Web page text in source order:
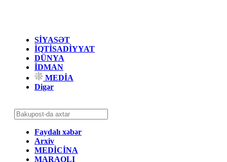
SİYASƏT
İQTİSADİYYAT
DÜNYA
İDMAN
MEDİA
Digər
Faydalı xəbər
Arxiv
MEDİCİNA
MARAQLI